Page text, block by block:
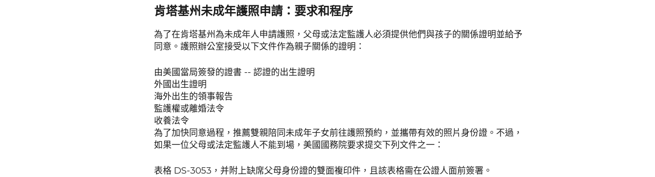
肯塔基州未成年護照申請：要求和程序
為了在肯塔基州為未成年人申請護照，父母或法定監護人必須提供他們與孩子的關係證明並給予
同意。護照辦公室接受以下文件作為親子關係的證明：
由美國當局簽發的證書 -- 認證的出生證明
外國出生證明
海外出生的領事報告
監護權或離婚法令
收養法令
為了加快同意過程，推薦雙親陪同未成年子女前往護照預約，並攜帶有效的照片身份證。不過，
如果一位父母或法定監護人不能到場，美國國務院要求提交下列文件之一：
表格 DS-3053，并附上缺席父母身份證的雙面複印件，且該表格需在公證人面前簽署。